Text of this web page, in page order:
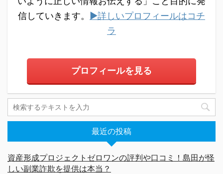
信していきます。
▶詳しいプロフィールはコチ
ラ
プロフィールを見る
最近の投稿
資産形成プロジェクトゼロワンの評判や口コミ！島田が怪
しい副業詐欺を提供は本当？